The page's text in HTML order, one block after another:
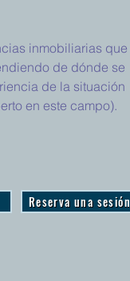
inmobiliarias que
de dónde se
de la situación
en este campo).
Reserva una sesión